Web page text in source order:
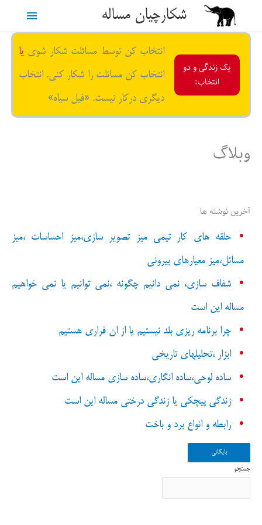
محتوا
شکارچیان مساله
فهرست
یک زندگی و دو
انتخاب:
انتخاب کن توسط مسائلت شکار شوی یا
انتخاب کن مسائلت را شکار کنی. انتخاب
دیگری درکار نیست. «فیل سیاه»
وبلاگ
آخرین نوشته ها
حلقه های کار تیمی میز تصویر سازی،میز احساسات ،میز
مسائل،میز معیارهای بیرونی
شفاف سازی، نمی دانیم چگونه ،نمی توانیم یا نمی خواهیم
مساله این است
چرا برنامه ریزی بلد نیستیم یا از ان فراری هستیم
ابزار ،تحلیلهای تاریخی
ساده لوحی،ساده انگاری،ساده سازی مساله این است
زندگی پیچکی یا زندگی درختی مساله این است
رابطه و انواع برد و باخت
بایگانی